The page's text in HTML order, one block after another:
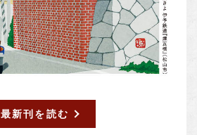
最新刊を読む